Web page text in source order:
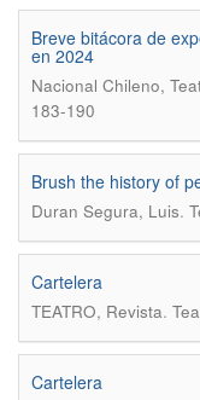
Breve bitácora de
en 2024
Nacional Chileno,
183-190
Brush the history of
Duran Segura, Luis.
Cartelera
TEATRO, Revista.
Cartelera